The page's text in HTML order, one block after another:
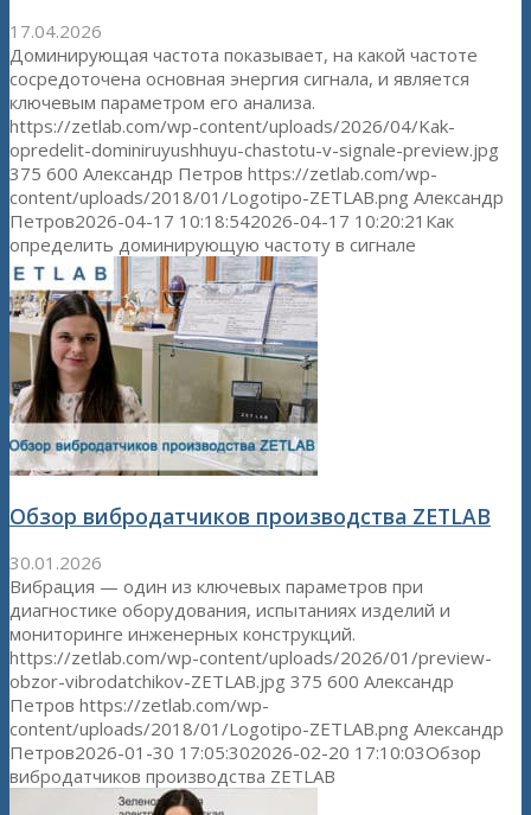
17.04.2026
Доминирующая частота показывает, на какой частоте
сосредоточена основная энергия сигнала, и является
ключевым параметром его анализа.
https://zetlab.com/wp-content/uploads/2026/04/Kak-
opredelit-dominiruyushhuyu-chastotu-v-signale-preview.jpg
375 600 Александр Петров https://zetlab.com/wp-
content/uploads/2018/01/Logotipo-ZETLAB.png Александр
Петров2026-04-17 10:18:542026-04-17 10:20:21 Как
определить доминирующую частоту в сигнале
Обзор вибродатчиков производства ZETLAB
30.01.2026
Вибрация — один из ключевых параметров при
диагностике оборудования, испытаниях изделий и
мониторинге инженерных конструкций.
https://zetlab.com/wp-content/uploads/2026/01/preview-
obzor-vibrodatchikov-ZETLAB.jpg 375 600 Александр
Петров https://zetlab.com/wp-
content/uploads/2018/01/Logotipo-ZETLAB.png Александр
Петров2026-01-30 17:05:302026-02-20 17:10:03Обзор
вибродатчиков производства ZETLAB